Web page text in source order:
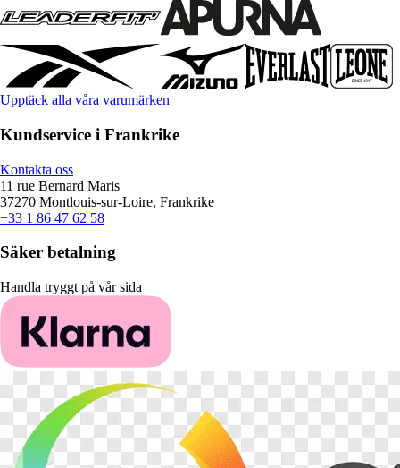
Upptäck alla våra varumärken
Kundservice i Frankrike
Kontakta oss
11 rue Bernard Maris
37270 Montlouis-sur-Loire, Frankrike
+33 1 86 47 62 58
Säker betalning
Handla tryggt på vår sida